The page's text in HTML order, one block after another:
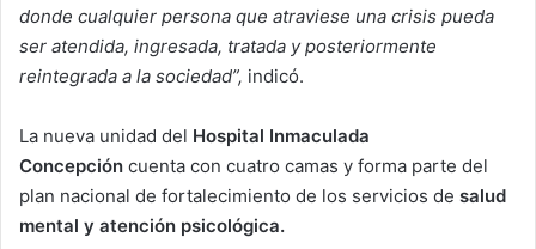
donde cualquier persona que atraviese una crisis pueda
ser atendida, ingresada, tratada y posteriormente
reintegrada a la sociedad”, indicó.
La nueva unidad del Hospital Inmaculada
Concepción cuenta con cuatro camas y forma parte del
plan nacional de fortalecimiento de los servicios de salud
mental y atención psicológica.